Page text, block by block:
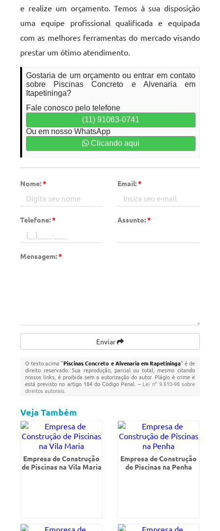
e realize um orçamento. Temos à sua disposição
uma equipe profissional qualificada e equipada
com as melhores ferramentas do mercado visando
prestar um ótimo atendimento.
Gostaria de um orçamento ou entrar em contato
sobre Piscinas Concreto e Alvenaria em
Itapetininga?
Fale conosco pelo telefone
(11) 91063-0741
Ou em nosso WhatsApp
Clicando aqui
Nome:* Email:*
Telefone:* Assunto:*
Mensagem:*
Enviar
O texto acima "Piscinas Concreto e Alvenaria em Itapetininga" é de
direito reservado. Sua reprodução, parcial ou total, mesmo citando
nossos links, é proibida sem a autorização do autor. Plágio é crime e
está previsto no artigo 184 do Código Penal. – Lei n° 9.610-98 sobre
direitos autorais
Veja Também
Empresa de Construção
de Piscinas na Vila Maria
Empresa de Construção
de Piscinas na Penha